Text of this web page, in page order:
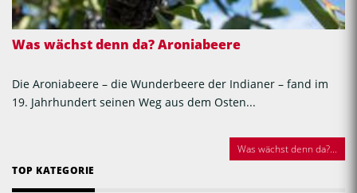
Was wächst denn da? Aroniabeere
Die Aroniabeere – die Wunderbeere der Indianer – fand im
19. Jahrhundert seinen Weg aus dem Osten...
Was wächst denn da?...
TOP KATEGORIE